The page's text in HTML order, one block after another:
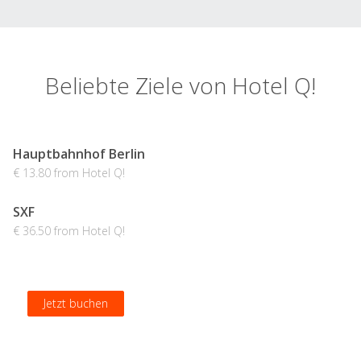
Beliebte Ziele von Hotel Q!
Hauptbahnhof Berlin
€ 13.80 from Hotel Q!
Jetzt buchen
SXF
€ 36.50 from Hotel Q!
Jetzt buchen